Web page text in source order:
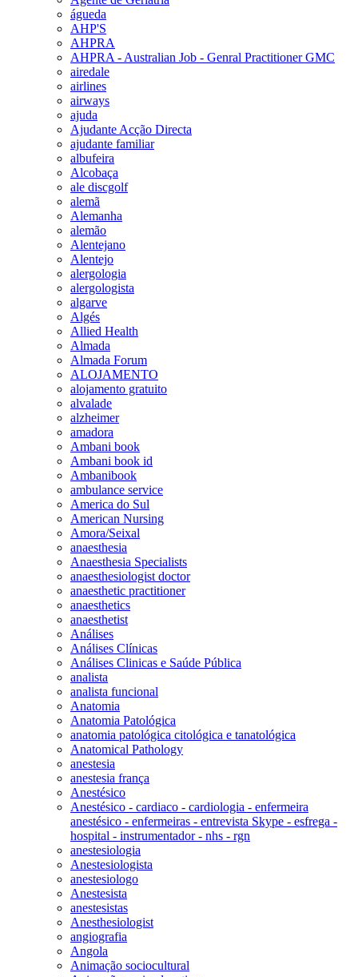
águeda
AHP'S
AHPRA
AHPRA - Australian Job - Genral Practitioner GMC
airedale
airlines
airways
ajuda
Ajudante Acção Directa
ajudante familiar
albufeira
Alcobaça
ale discgolf
alemã
Alemanha
alemão
Alentejano
Alentejo
alergologia
alergologista
algarve
Algés
Allied Health
Almada
Almada Forum
ALOJAMENTO
alojamento gratuito
alvalade
alzheimer
amadora
Ambani book
Ambani book id
Ambanibook
ambulance service
America do Sul
American Nursing
Amora/Seixal
anaesthesia
Anaesthesia Specialists
anaesthesiologist doctor
anaesthetic practitioner
anaesthetics
anaesthetist
Análises
Análises Clínicas
Análises Clinicas e Saúde Pública
analista
analista funcional
Anatomia
Anatomia Patológica
anatomia patológica citológica e tanatológica
Anatomical Pathology
anestesia
anestesia frança
Anestésico
Anestésico - cardiaco - cardiologia - enfermeira
anestésico - enfermeiras - entrevista Skype - esfrega -
hospital - instrumentador - nhs - rgn
anestesiologia
Anestesiologista
anestesiologo
Anestesista
anestesistas
Anesthesiologist
angiografia
Angola
Animação sociocultural